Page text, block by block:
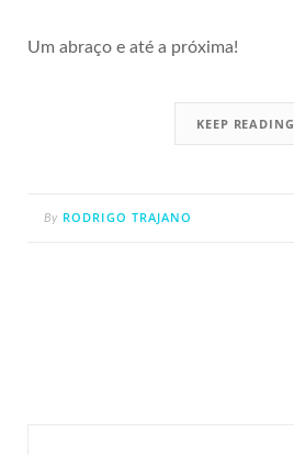
Um abraço e até a próxima!
KEEP READING
By RODRIGO TRAJANO